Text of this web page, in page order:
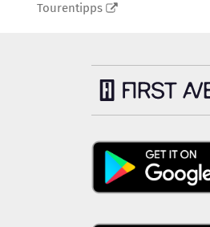
Tourentipps